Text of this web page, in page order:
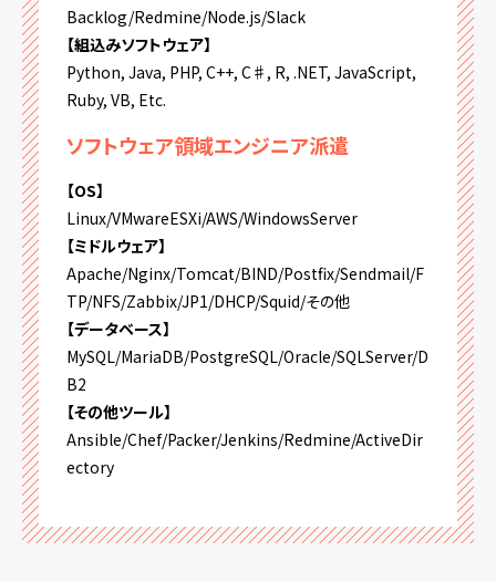
Backlog/Redmine/Node.js/Slack
【組込みソフトウェア】
Python, Java, PHP, C++, C♯, R, .NET, JavaScript,
Ruby, VB, Etc.
ソフトウェア領域エンジニア派遣
【OS】
Linux/VMwareESXi/AWS/WindowsServer
【ミドルウェア】
Apache/Nginx/Tomcat/BIND/Postfix/Sendmail/F
TP/NFS/Zabbix/JP1/DHCP/Squid/その他
【データベース】
MySQL/MariaDB/PostgreSQL/Oracle/SQLServer/D
B2
【その他ツール】
Ansible/Chef/Packer/Jenkins/Redmine/ActiveDir
ectory